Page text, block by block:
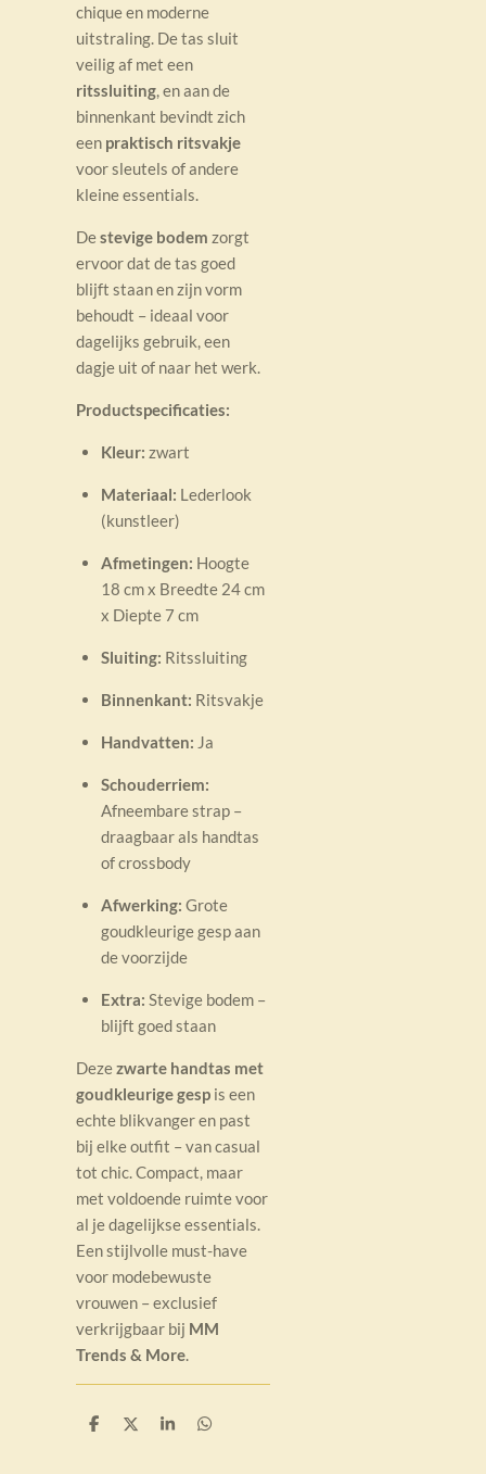
chique en moderne
uitstraling. De tas sluit
veilig af met een
ritssluiting, en aan de
binnenkant bevindt zich
een praktisch ritsvakje
voor sleutels of andere
kleine essentials.
Destevige bodem zorgt
ervoor dat de tas goed
blijft staan en zijn vorm
behoudt – ideaal voor
dagelijks gebruik, een
dagje uit of naar het werk.
Productspecificaties:
Kleur: zwart
Materiaal: Lederlook
(kunstleer)
Afmetingen: Hoogte
18 cm x Breedte 24 cm
x Diepte 7 cm
Sluiting: Ritssluiting
Binnenkant: Ritsvakje
Handvatten: Ja
Schouderriem:
Afneembare strap –
draagbaar als handtas
of crossbody
Afwerking: Grote
goudkleurige gesp aan
de voorzijde
Extra: Stevige bodem –
blijft goed staan
Dezezwarte handtas met
goudkleurige gesp is een
echte blikvanger en past
bij elke outfit – van casual
tot chic. Compact, maar
met voldoende ruimte voor
al je dagelijkse essentials.
Een stijlvolle must-have
voor modebewuste
vrouwen – exclusief
verkrijgbaar bij MM
Trends & More.
D
D
S
D